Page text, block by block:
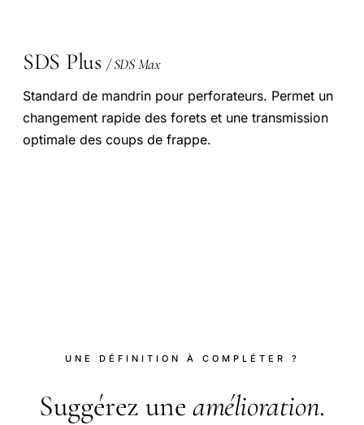
SDS Plus/ SDS Max
Standard de mandrin pour perforateurs. Permet un
changement rapide des forets et une transmission
optimale des coups de frappe.
UNE DÉFINITION À COMPLÉTER ?
Suggérez une amélioration.